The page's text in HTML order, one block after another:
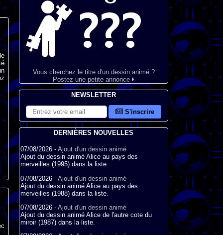
Vous cherchez le titre d'un dessin animé ?
Postez une petite annonce
NEWSLETTER
S'inscrire
DERNIÈRES NOUVELLES
07/08/2026 - Ajout d'un dessin animé
Ajout du dessin animé Alice au pays des
merveilles (1995) dans la liste.
07/08/2026 - Ajout d'un dessin animé
Ajout du dessin animé Alice au pays des
merveilles (1988) dans la liste.
07/08/2026 - Ajout d'un dessin animé
Ajout du dessin animé Alice de l'autre cote du
miroir (1987) dans la liste.